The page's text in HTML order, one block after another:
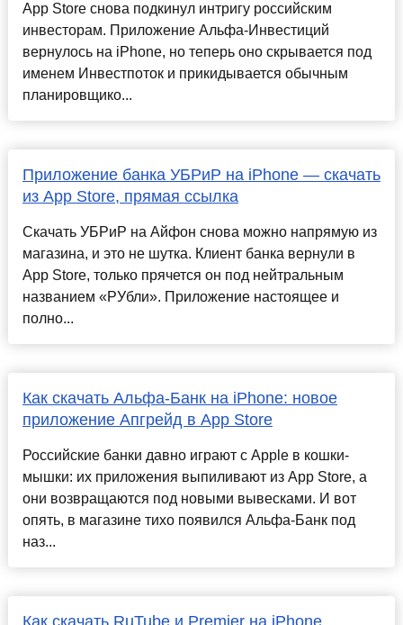
App Store снова подкинул интригу российским
инвесторам. Приложение Альфа-Инвестиций
вернулось на iPhone, но теперь оно скрывается под
именем Инвестпоток и прикидывается обычным
планировщико...
Приложение банка УБРиР на iPhone — скачать
из App Store, прямая ссылка
Скачать УБРиР на Айфон снова можно напрямую из
магазина, и это не шутка. Клиент банка вернули в
App Store, только прячется он под нейтральным
названием «РУбли». Приложение настоящее и
полно...
Как скачать Альфа-Банк на iPhone: новое
приложение Апгрейд в App Store
Российские банки давно играют с Apple в кошки-
мышки: их приложения выпиливают из App Store, а
они возвращаются под новыми вывесками. И вот
опять, в магазине тихо появился Альфа-Банк под
наз...